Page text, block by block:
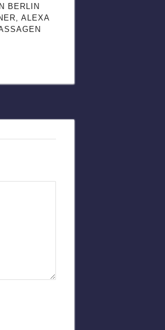
BERLIN
ALEXA